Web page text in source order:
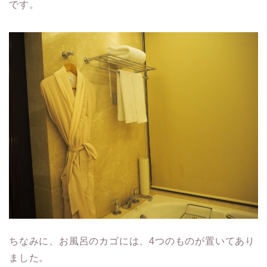
です。
ちなみに、お風呂のカゴには、4つのものが置いてあり
ました。